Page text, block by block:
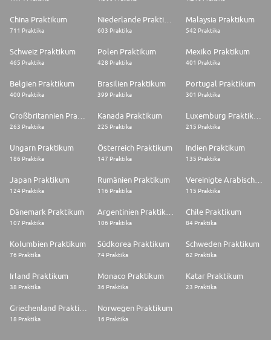
China Praktikum
711 Praktika 603 Praktika
Malaysia Praktikum
542 Praktika
Schweiz Praktikum
465 Praktika
Polen Praktikum
428 Praktika
Mexiko Praktikum
401 Praktika
Belgien Praktikum
400 Praktika
Brasilien Praktikum
399 Praktika
Portugal Praktikum
301 Praktika
263 Praktika
Kanada Praktikum
225 Praktika 215 Praktika
Ungarn Praktikum
186 Praktika
Österreich Praktikum
147 Praktika
Indien Praktikum
135 Praktika
Japan Praktikum
124 Praktika
Rumänien Praktikum
116 Praktika
Vereinigte Arabische Emirate Praktikum
115 Praktika
Dänemark Praktikum
107 Praktika 106 Praktika
Chile Praktikum
84 Praktika
Kolumbien Praktikum
76 Praktika
Südkorea Praktikum
74 Praktika
Schweden Praktikum
62 Praktika
Irland Praktikum
38 Praktika
Monaco Praktikum
36 Praktika
Katar Praktikum
23 Praktika
18 Praktika
Norwegen Praktikum
16 Praktika